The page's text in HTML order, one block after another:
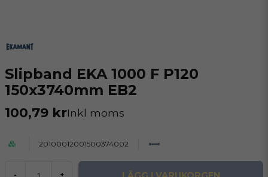
Slipband EKA 1000 F P120
150x3740mm EB2
100,79 krInkl moms
20100012001500374002
- +